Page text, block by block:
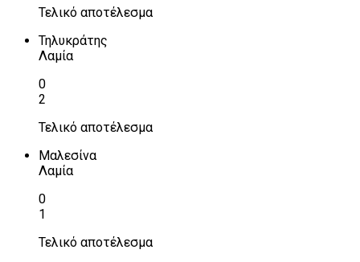
Τελικό αποτέλεσμα
Τηλυκράτης
Λαμία
0
2
Τελικό αποτέλεσμα
Μαλεσίνα
Λαμία
0
1
Τελικό αποτέλεσμα